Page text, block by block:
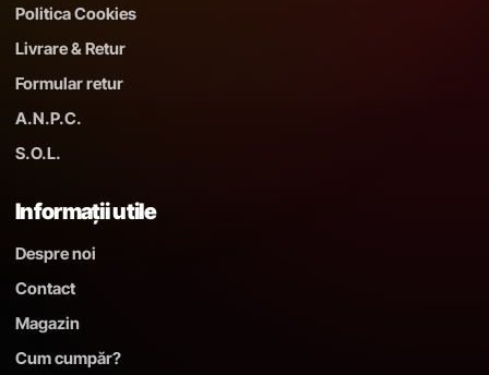
Politica Cookies
Livrare & Retur
Formular retur
A.N.P.C.
S.O.L.
Informații utile
Despre noi
Contact
Magazin
Cum cumpăr?